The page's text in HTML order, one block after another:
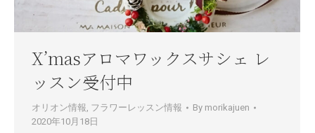
X’masアロマワックスサシェ レ
ッスン受付中
オリオン情報, フラワーレッスン情報 By morikajuen
2020年10月18日